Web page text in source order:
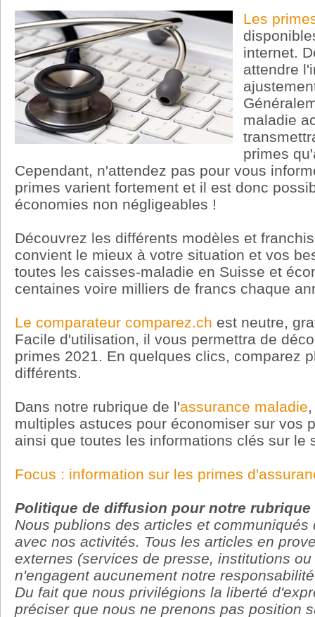
Les
internet.
attendre
maladie
primes
Cependant, n'attendez pas pour vous
primes varient fortement et il est donc
économies non négligeables !
Découvrez les différents modèles et
convient le mieux à votre situation et vos
toutes les caisses-maladie en Suisse et
centaines voire milliers de francs chaque
Le comparateur comparez.ch est neutre,
Facile d'utilisation, il vous permettra de
primes 2021. En quelques clics, comparez
différents.
Dans notre rubrique de l'assurance maladie
multiples astuces pour économiser sur vos
ainsi que toutes les informations clés sur le
Focus : information sur les primes
Politique de diffusion pour notre
Nous publions des articles et communiqués
avec nos activités. Tous les articles en
externes (services de presse, institutions
n'engagent aucunement notre
Du fait que nous privilégions la liberté
préciser que nous ne prenons pas position